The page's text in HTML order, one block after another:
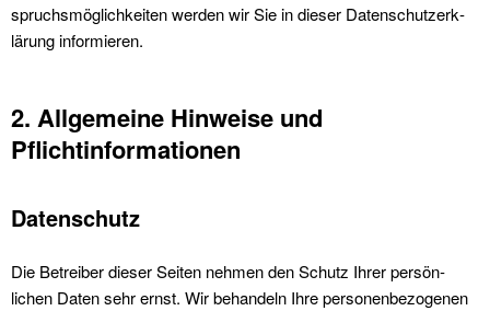
spruchsmöglichkeit­en wer­den wir Sie in dieser Daten­schutzerk­
lärung informieren.
2. Allgemeine Hinweise und
Pflichtinformationen
Datenschutz
Die Betreiber dieser Seit­en nehmen den Schutz Ihrer per­sön­
lichen Dat­en sehr ernst. Wir behan­deln Ihre per­so­n­en­be­zo­ge­nen